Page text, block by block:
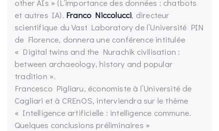
other AIs » (L’importance des données : chatbots
et autres IA). Franco Niccolucci, directeur
scientifique du Vast Laboratory de l’Université PIN
de Florence, donnera une conférence intitulée
« Digital twins and the Nurachik civilisation :
between archaeology, history and popular
tradition ».
Francesco Pigliaru, économiste à l’Université de
Cagliari et à CREnOS, interviendra sur le thème
« Intelligence artificielle : intelligence commune.
Quelques conclusions préliminaires »